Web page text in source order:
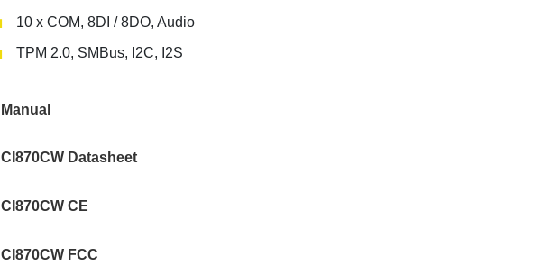
10 x COM, 8DI / 8DO, Audio
TPM 2.0, SMBus, I2C, I2S
Manual
CI870CW Datasheet
CI870CW CE
CI870CW FCC